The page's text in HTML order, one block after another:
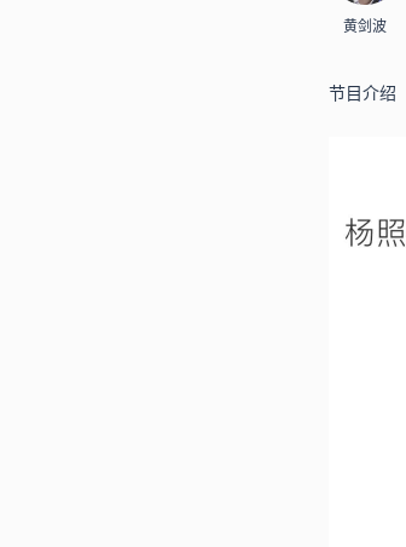
黄剑波
节目介绍